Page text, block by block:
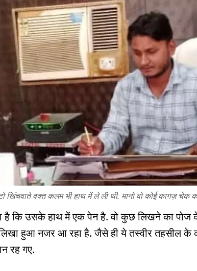
खिंचवाते वक्त कलम भी हाथ में ले ली थी. मानो वो कोई कागज़ चेक
है कि उसके हाथ में एक पेन है. वो कुछ लिखने का पोज
हुआ नजर आ रहा है. जैसे ही ये तस्वीर तहसील के
रह गए.